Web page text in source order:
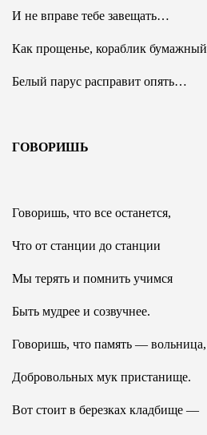
И не вправе тебе завещать…
Как прощенье, кораблик бумажный
Белый парус расправит опять…
ГОВОРИШЬ
Говоришь, что все останется,
Что от станции до станции
Мы терять и помнить учимся
Быть мудрее и созвучнее.
Говоришь, что память — вольница,
Добровольных мук пристанище.
Вот стоит в березках кладбище —